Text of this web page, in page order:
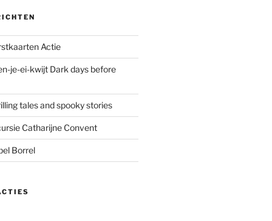
Actie
je-ei-kwijt Dark days before
tales and spooky stories
Catharijne Convent
Borrel